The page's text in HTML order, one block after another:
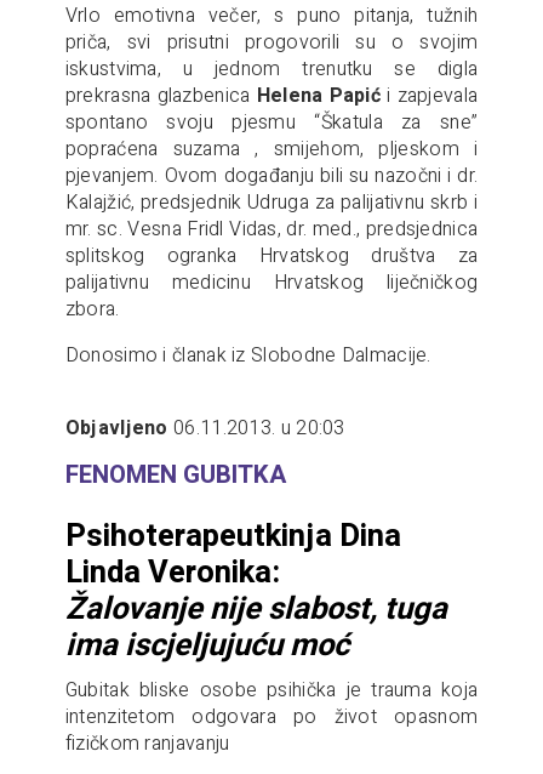
Vrlo emotivna večer, s puno pitanja, tužnih
priča, svi prisutni progovorili su o svojim
iskustvima, u jednom trenutku se digla
prekrasna glazbenica Helena Papić i zapjevala
spontano svoju pjesmu “Škatula za sne”
popraćena suzama , smijehom, pljeskom i
pjevanjem. Ovom događanju bili su nazočni i dr.
Kalajžić, predsjednik Udruga za palijativnu skrb i
mr. sc. Vesna Fridl Vidas, dr. med., predsjednica
splitskog ogranka Hrvatskog društva za
palijativnu medicinu Hrvatskog liječničkog
zbora.
Donosimo i članak iz Slobodne Dalmacije.
Objavljeno 06.11.2013. u 20:03
FENOMEN GUBITKA
Psihoterapeutkinja Dina
Linda Veronika:
Žalovanje nije slabost, tuga
ima iscjeljujuću moć
Gubitak bliske osobe psihička je trauma koja
intenzitetom odgovara po život opasnom
fizičkom ranjavanju